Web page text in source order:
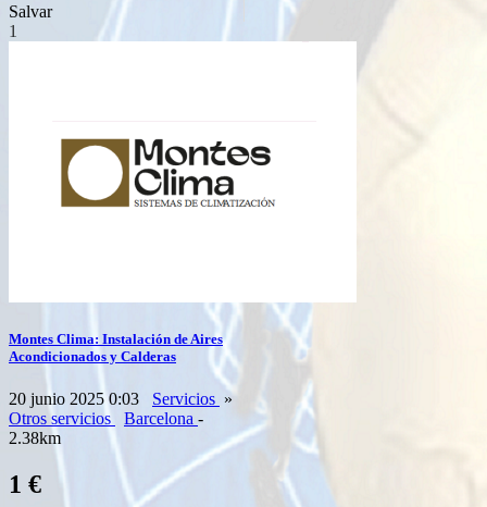
Salvar
1
Montes Clima: Instalación de Aires
Acondicionados y Calderas
20 junio 2025 0:03 Servicios »
Otros servicios
Barcelona -
2.38km
1 €